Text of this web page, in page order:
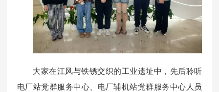
大家在江风与铁锈交织的工业遗址中，先后聆听
电厂站党群服务中心、电厂辅机站党群服务中心人员